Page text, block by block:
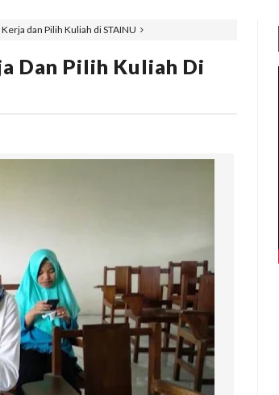
dan Pilih Kuliah di STAINU
Dan Pilih Kuliah Di